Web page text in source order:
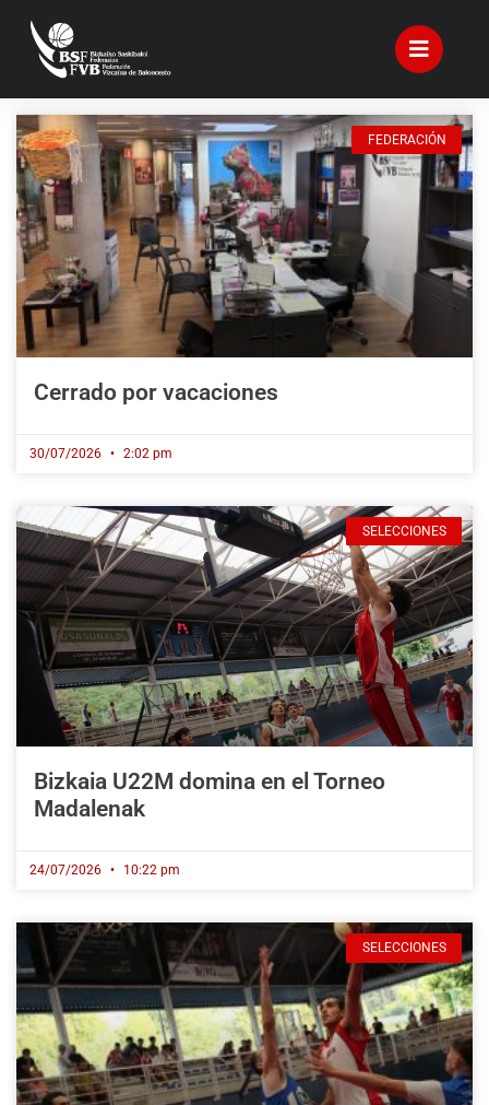
FEDERACIÓN
Cerrado por vacaciones
30/07/2026 2:02 pm
SELECCIONES
Bizkaia U22M domina en el Torneo
Madalenak
24/07/2026 10:22 pm
SELECCIONES